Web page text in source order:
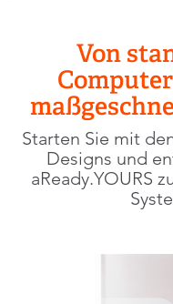
Von
Starten Sie mit
Designs und
aReady.YOURS